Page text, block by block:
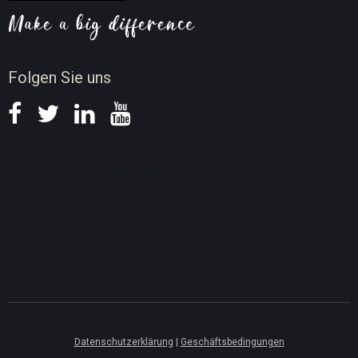
Folgen Sie uns
Neuigkeiten
Datenschutzerklärung | Geschäftsbedingungen